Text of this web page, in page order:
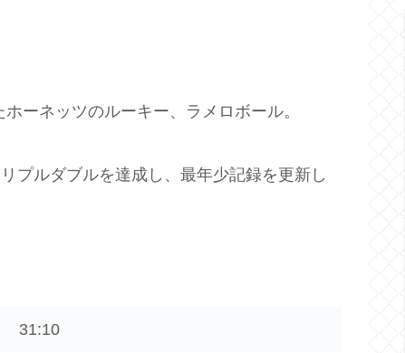
ーネッツのルーキー、ラメロボール。
プルダブルを達成し、最年少記録を更新し
31:10